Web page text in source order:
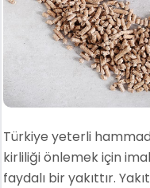
Türkiye yeterli
kirliliği önlemek için
faydalı bir yakıttır.